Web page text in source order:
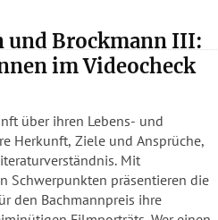
und Brockmann III:
im Videocheck
über ihren Lebens- und
Herkunft, Ziele und Ansprüche,
Mit
Schwerpunkten präsentieren die
den Bachmannpreis ihre